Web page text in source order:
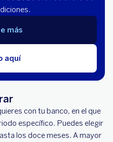
aquí
más
con tu banco, en el que
específico. Puedes elegir
los doce meses. A mayor